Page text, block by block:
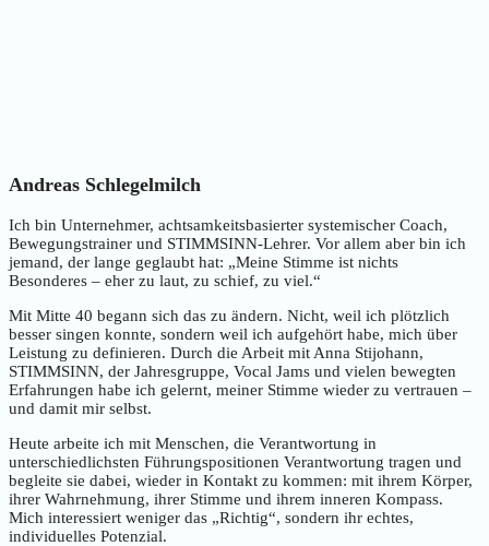
Andreas Schlegelmilch
Ich bin Unternehmer, achtsamkeitsbasierter systemischer Coach,
Bewegungstrainer und STIMMSINN-Lehrer. Vor allem aber bin ich
jemand, der lange geglaubt hat: „Meine Stimme ist nichts
Besonderes – eher zu laut, zu schief, zu viel.“
Mit Mitte 40 begann sich das zu ändern. Nicht, weil ich plötzlich
besser singen konnte, sondern weil ich aufgehört habe, mich über
Leistung zu definieren. Durch die Arbeit mit Anna Stijohann,
STIMMSINN, der Jahresgruppe, Vocal Jams und vielen bewegten
Erfahrungen habe ich gelernt, meiner Stimme wieder zu vertrauen –
und damit mir selbst.
Heute arbeite ich mit Menschen, die Verantwortung in
unterschiedlichsten Führungspositionen Verantwortung tragen und
begleite sie dabei, wieder in Kontakt zu kommen: mit ihrem Körper,
ihrer Wahrnehmung, ihrer Stimme und ihrem inneren Kompass.
Mich interessiert weniger das „Richtig“, sondern ihr echtes,
individuelles Potenzial.